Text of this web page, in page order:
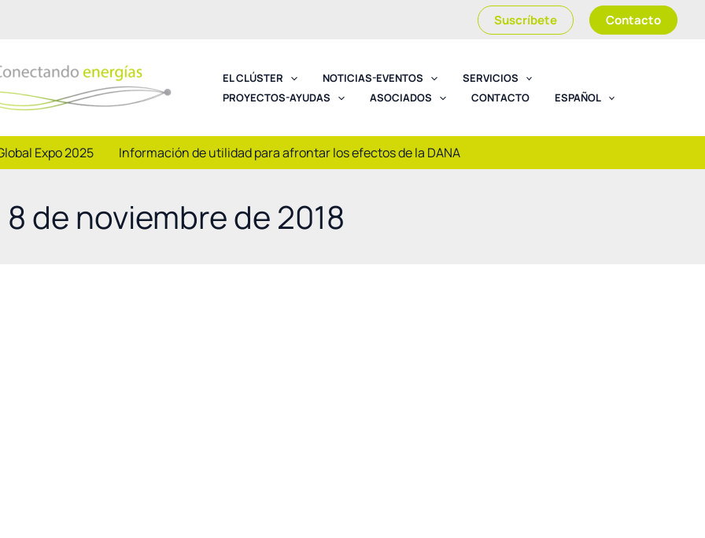
Suscríbete Contacto
EL CLÚSTER NOTICIAS-EVENTOS
SERVICIOS
PROYECTOS-AYUDAS
ASOCIADOS CONTACTO ESPAÑOL
Expo 2025 Información de utilidad para afrontar los efectos de la DANA
8 de noviembre de 2018